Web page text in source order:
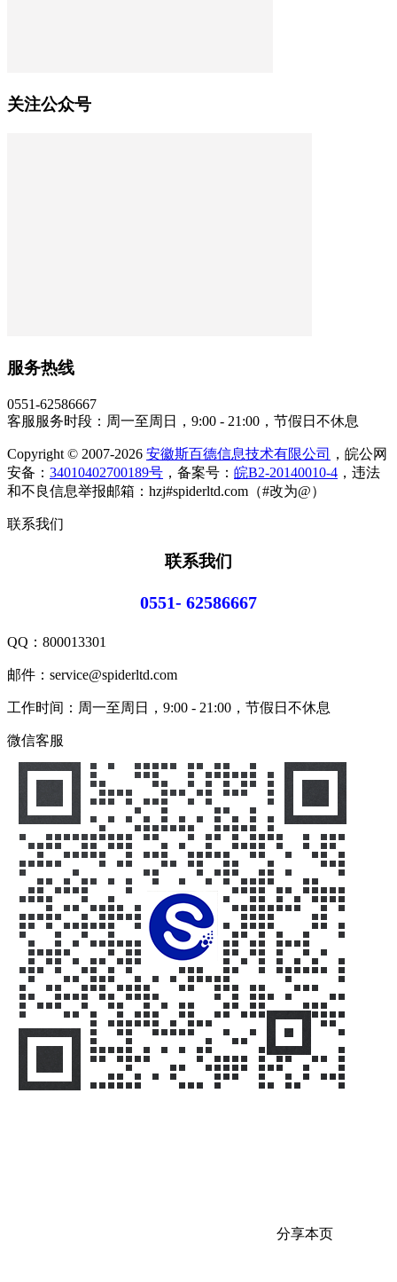
关注公众号
服务热线
0551-62586667
客服服务时段：周一至周日，9:00 - 21:00，节假日不休息
Copyright © 2007-2026 安徽斯百德信息技术有限公司
，皖公网
安备： 34010402700189号 ，备案号： 皖B2-20140010-4 ，违法
和不良信息举报邮箱：hzj#spiderltd.com（#改为@）
联系我们
联系我们
0551- 62586667
QQ： 800013301
邮件：service@spiderltd.com
工作时间：周一至周日，9:00 - 21:00，节假日不休息
微信客服
分享本页